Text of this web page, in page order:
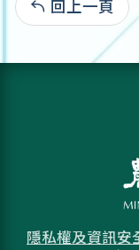
回上一頁
隱私權及資訊安